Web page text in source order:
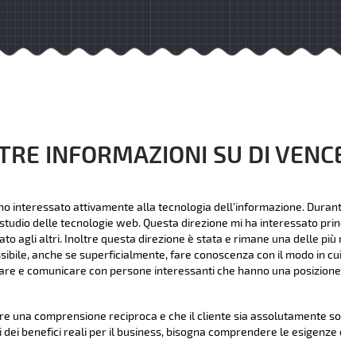
INFORMAZIONI SU DI
interessato attivamente alla tecnologia dell'informazione.
delle tecnologie web. Questa direzione mi ha interessato
agli altri. Inoltre questa direzione è stata e rimane una delle
anche se superficialmente, fare conoscenza con il modo in
e comunicare con persone interessanti che hanno una
una comprensione reciproca e che il cliente sia assolutamente
benefici reali per il business, bisogna comprendere le